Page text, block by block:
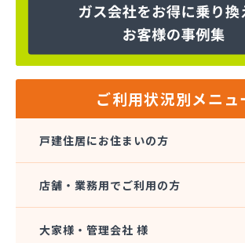
河原井商店
河原実業(株) つくば営業所
河原実業(株) 三和営業所
橿村石油店
(株)Ｅnergy1
(株)Onuma
(株)TOKAI 鹿島営業所
ご利用状況別メニュ
戸建住居にお住まいの方
店舗・業務用でご利用の方
大家様・管理会社 様